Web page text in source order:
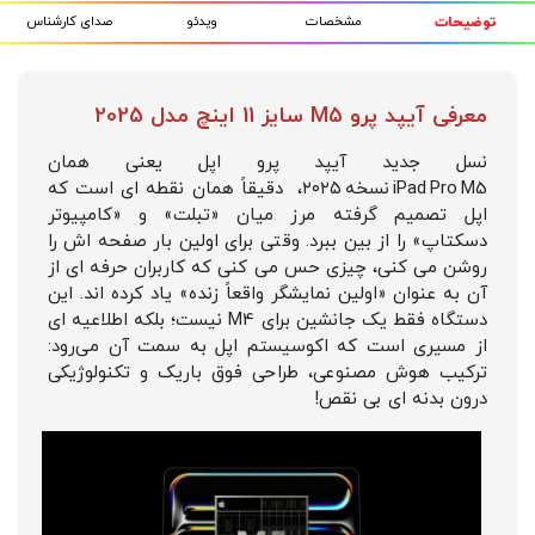
توضیحات مشخصات ویدئو صدای کارشناس
معرفی آیپد پرو M5 سایز 11 اینچ مدل 2025
نسل جدید آیپد پرو اپل یعنی همان
iPad Pro M5 نسخه ۲۰۲۵، دقیقاً همان نقطه‌ ای است که
اپل تصمیم گرفته مرز میان «تبلت» و «کامپیوتر
دسکتاپ» را از بین ببرد. وقتی برای اولین بار صفحه‌ اش را
روشن می‌ کنی، چیزی حس می‌ کنی که کاربران حرفه‌ ای از
آن به عنوان «اولین نمایشگر واقعاً زنده» یاد کرده‌ اند. این
دستگاه فقط یک جانشین برای M4 نیست؛ بلکه اطلاعیه ای
از مسیری است که اکوسیستم اپل به سمت آن می‌رود:
ترکیب هوش مصنوعی، طراحی فوق‌ باریک و تکنولوژیکی
درون بدنه‌ ای بی‌ نقص!